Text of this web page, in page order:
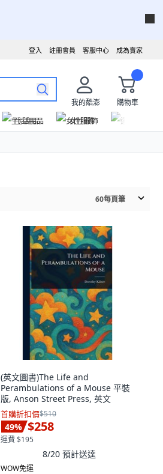
成為賣家
客服中心
註冊會員
登入
我的酷澎
購物車
生活用品 女性服飾
60每頁筆
(英文圖書)The Life and
Perambulations of a Mouse 平裝
版, Anson Street Press, 英文
首購折扣價$510
49% $258
運費 $195
8/20 預計送達
WOW免運